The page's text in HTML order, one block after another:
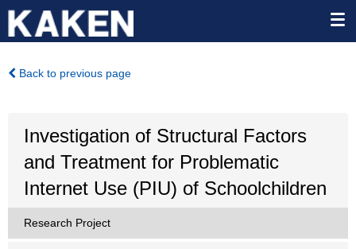
Back to previous page
Investigation of Structural Factors
and Treatment for Problematic
Internet Use (PIU) of Schoolchildren
Research Project